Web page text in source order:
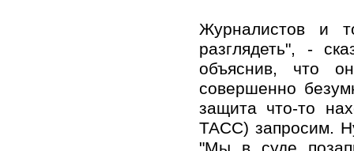
Журналистов и
разглядеть", -
объяснив, что
совершенно
защита что-то
ТАСС) запросим.